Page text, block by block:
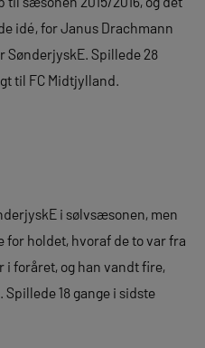
idé, for Janus Drachmann
Spillede 28
til FC Midtjylland.
i sølvsæsonen, men
for holdet, hvoraf de to var fra
i foråret, og han vandt fire,
18 gange i sidste